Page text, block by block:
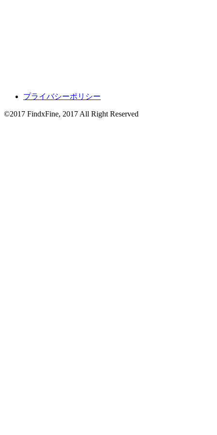
プライバシーポリシー
©2017 FindxFine, 2017 All Right Reserved